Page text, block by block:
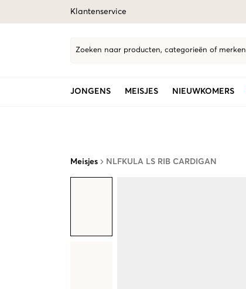
Klantenservice
Zoeken naar producten, categorieën of merken
JONGENS MEISJES NIEUWKOMERS
Meisjes NLFKULA LS RIB CARDIGAN